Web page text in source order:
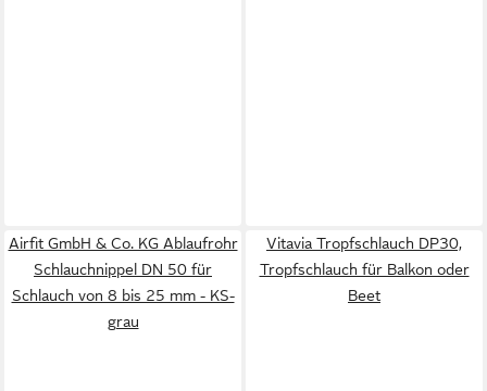
Airfit GmbH & Co. KG Ablaufrohr
Schlauchnippel DN 50 für
Schlauch von 8 bis 25 mm - KS-
grau
Vitavia Tropfschlauch DP30,
Tropfschlauch für Balkon oder
Beet